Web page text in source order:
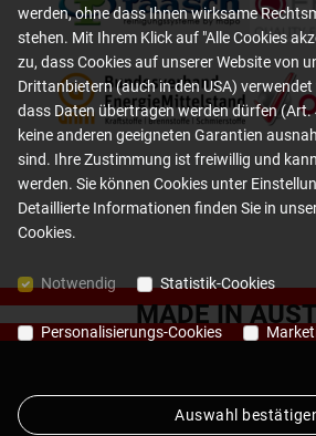
MADE IN
werden, ohne dass Ihnen wirksame
stehen. Mit Ihrem Klick auf "Alle Cookies
zu, dass Cookies auf unserer Website von
Drittanbietern (auch in den USA)
dass Daten übertragen werden dürfen (Art.
keine anderen geeigneten Garantien
sind. Ihre Zustimmung ist freiwillig und
werden. Sie können Cookies unter
Detaillierte Informationen finden Sie in
Cookies.
Notwendig Statistik-Cookies
Personalisierungs-Cookies
Auswahl